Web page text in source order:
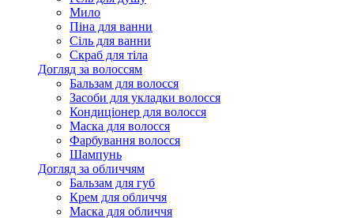
Мило
Піна для ванни
Сіль для ванни
Скраб для тіла
Догляд за волоссям
Бальзам для волосся
Засоби для укладки волосся
Кондиціонер для волосся
Маска для волосся
Фарбування волосся
Шампунь
Догляд за обличчям
Бальзам для губ
Крем для обличчя
Маска для обличчя